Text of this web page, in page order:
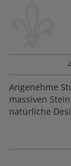
Angenehme
massiven
natürliche
Handarbeit
eine